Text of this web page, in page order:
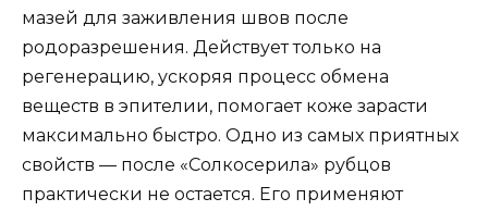
мазей для заживления швов после
родоразрешения. Действует только на
регенерацию, ускоряя процесс обмена
веществ в эпителии, помогает коже зарасти
максимально быстро. Одно из самых приятных
свойств — после «Солкосерила» рубцов
практически не остается. Его применяют